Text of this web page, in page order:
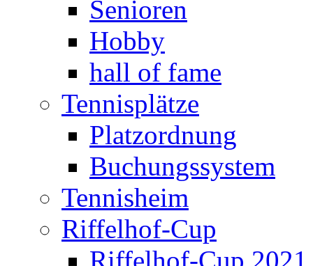
Senioren
Hobby
hall of fame
Tennisplätze
Platzordnung
Buchungssystem
Tennisheim
Riffelhof-Cup
Riffelhof-Cup 2021